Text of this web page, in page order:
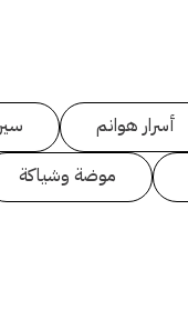
أسرار هوانم
موضة وشياكة